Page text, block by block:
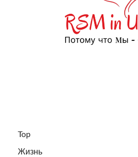
Top
Жизнь